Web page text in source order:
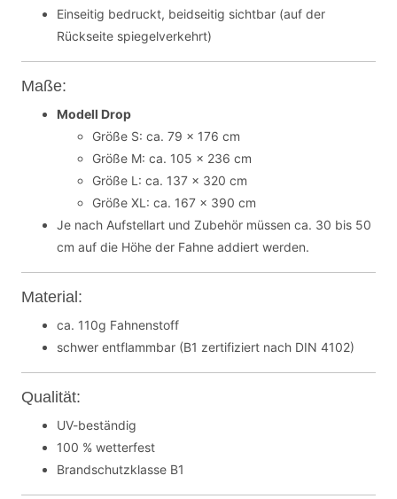
Einseitig bedruckt, beidseitig sichtbar (auf der
Rückseite spiegelverkehrt)
Maße:
Modell Drop
Größe S: ca. 79 x 176 cm
Größe M: ca. 105 x 236 cm
Größe L: ca. 137 x 320 cm
Größe XL: ca. 167 x 390 cm
Je nach Aufstellart und Zubehör müssen ca. 30 bis 50
cm auf die Höhe der Fahne addiert werden.
Material:
ca. 110g Fahnenstoff
schwer entflammbar (B1 zertifiziert nach DIN 4102)
Qualität:
UV-beständig
100 % wetterfest
Brandschutzklasse B1